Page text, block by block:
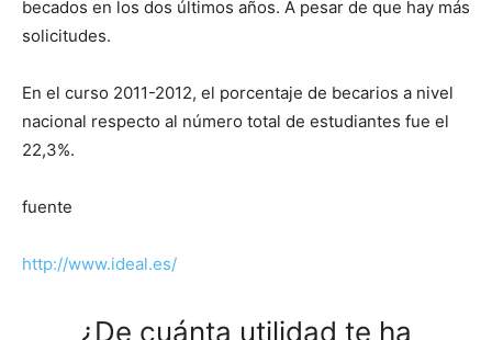
becados en los dos últimos años. A pesar de que hay más
solicitudes.
En el curso 2011-2012, el porcentaje de becarios a nivel
nacional respecto al número total de estudiantes fue el
22,3%.
fuente
http://www.ideal.es/
¿De cuánta utilidad te ha